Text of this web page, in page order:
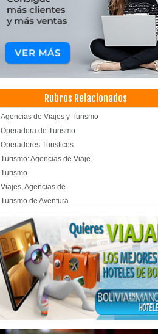
Rubros Relacionados
Agencias de Viajes y Turismo
Operadora de Turismo
Operadores Turisticos
Turismo: Agencias de Viaje
Turismo
Viajes, Agencias de
Turismo de Aventura
Hoteles
Hotels
Alitas de Pollo
Comida Rápida
Hamburguesas
Fast food
Arte Gráfico
Diseño Gráfico